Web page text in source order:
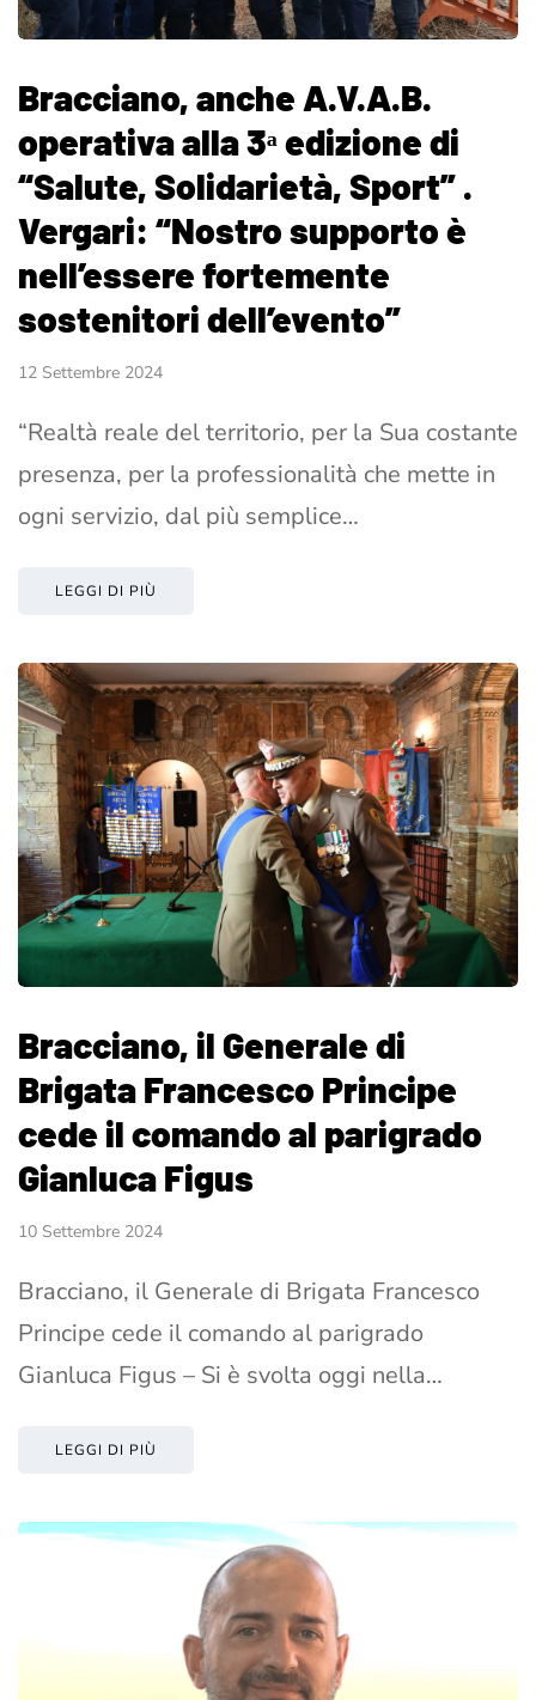
Bracciano, anche A.V.A.B.
operativa alla 3ᵃ edizione di
“Salute, Solidarietà, Sport” .
Vergari: “Nostro supporto è
nell’essere fortemente
sostenitori dell’evento”
12 Settembre 2024
“Realtà reale del territorio, per la Sua costante
presenza, per la professionalità che mette in
ogni servizio, dal più semplice…
LEGGI DI PIÙ
Bracciano, il Generale di
Brigata Francesco Principe
cede il comando al parigrado
Gianluca Figus
10 Settembre 2024
Bracciano, il Generale di Brigata Francesco
Principe cede il comando al parigrado
Gianluca Figus – Si è svolta oggi nella…
LEGGI DI PIÙ